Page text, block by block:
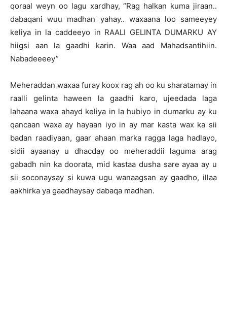
qoraal weyn oo lagu xardhay, “Rag halkan kuma jiraan..
dabaqani wuu madhan yahay.. waxaana loo sameeyey
keliya in la caddeeyo in RAALI GELINTA DUMARKU AY
hiigsi aan la gaadhi karin. Waa aad Mahadsantihiin.
Nabadeeeey”
Meheraddan waxaa furay koox rag ah oo ku sharatamay in
raalli gelinta haween la gaadhi karo, ujeedada laga
lahaana waxa ahayd keliya in la hubiyo in dumarku ay ku
qancaan waxa ay hayaan iyo in ay mar kasta wax ka sii
badan raadiyaan, gaar ahaan marka ragga laga hadlayo,
sidii ayaanay u dhacday oo meheraddii laguma arag
gabadh nin ka doorata, mid kastaa dusha sare ayaa ay u
sii soconaysay si kuwa ugu wanaagsan ay gaadho, illaa
aakhirka ya gaadhaysay dabaqa madhan.